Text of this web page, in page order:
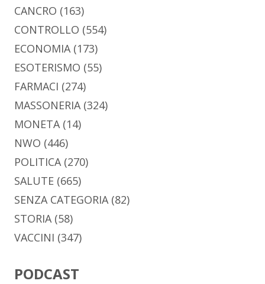
CANCRO (163)
CONTROLLO (554)
ECONOMIA(173)
ESOTERISMO (55)
FARMACI (274)
MASSONERIA(324)
MONETA(14)
NWO (446)
POLITICA(270)
SALUTE (665)
SENZA CATEGORIA(82)
STORIA(58)
VACCINI (347)
PODCAST